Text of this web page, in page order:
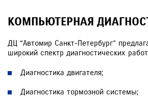
КОМПЬЮТЕРНАЯ
ДЦ “Автомир Санкт-Петербург”
широкий спектр диагностических
Диагностика двигателя;
Диагностика тормозной системы;